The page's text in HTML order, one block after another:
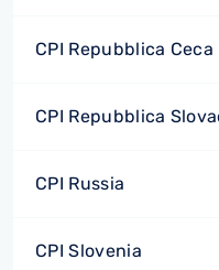
CPI Repubblica Ceca
CPI Repubblica
CPI Russia
CPI Slovenia